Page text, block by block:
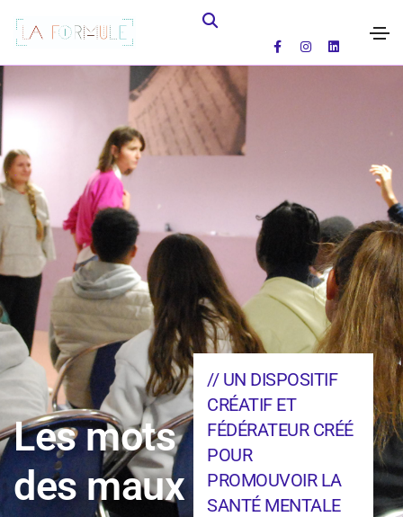
Les mots
des maux
// UN DISPOSITIF
CRÉATIF ET
FÉDÉRATEUR CRÉÉ
POUR
PROMOUVOIR LA
SANTÉ MENTALE